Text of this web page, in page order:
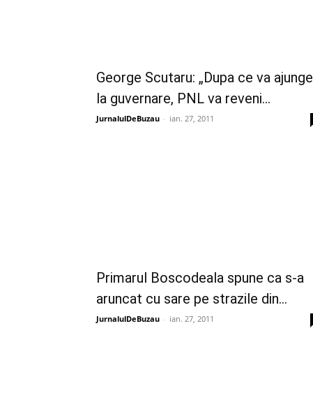
George Scutaru: „Dupa ce va ajunge
la guvernare, PNL va reveni...
JurnalulDeBuzau - ian. 27, 2011
Primarul Boscodeala spune ca s-a
aruncat cu sare pe strazile din...
JurnalulDeBuzau - ian. 27, 2011